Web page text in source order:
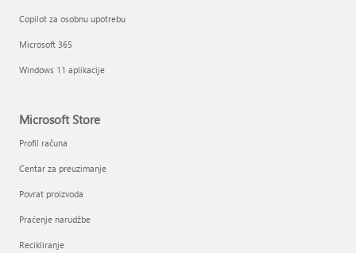
Copilot za osobnu upotrebu
Microsoft 365
Windows 11 aplikacije
Microsoft Store
Profil računa
Centar za preuzimanje
Povrat proizvoda
Praćenje narudžbe
Recikliranje